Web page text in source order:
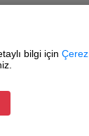
bilgi için Çerez